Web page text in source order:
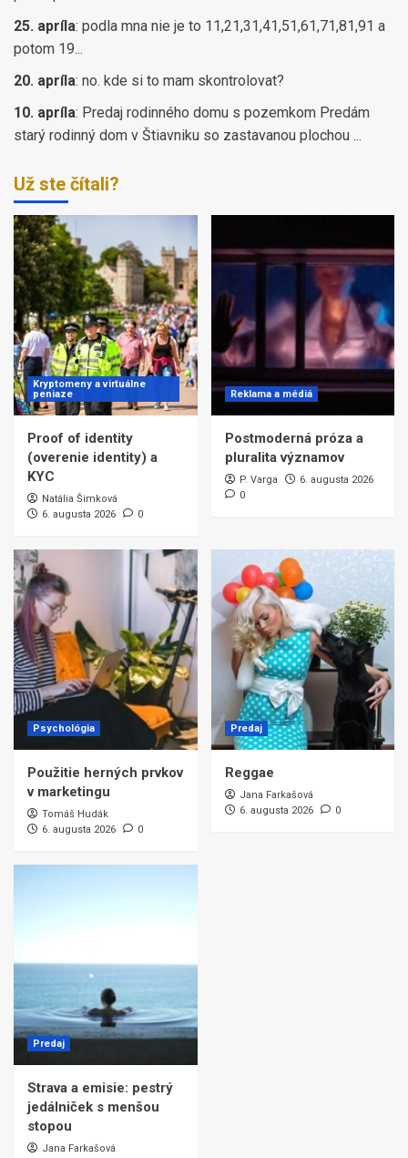
25. apríla: podla mna nie je to 11,21,31,41,51,61,71,81,91 a
potom 19...
20. apríla: no. kde si to mam skontrolovat?
10. apríla: Predaj rodinného domu s pozemkom Predám
starý rodinný dom v Štiavniku so zastavanou plochou ...
Už ste čítali?
Kryptomeny a virtuálne
peniaze
Proof of identity
(overenie identity) a
KYC
Natália Šimková
6. augusta 2026
0
Reklama a médiá
Postmoderná próza a
pluralita významov
P. Varga
6. augusta 2026
0
Psychológia
Použitie herných prvkov
v marketingu
Tomáš Hudák
6. augusta 2026
0
Predaj
Reggae
Jana Farkašová
6. augusta 2026
0
Predaj
Strava a emisie: pestrý
jedálniček s menšou
stopou
Jana Farkašová